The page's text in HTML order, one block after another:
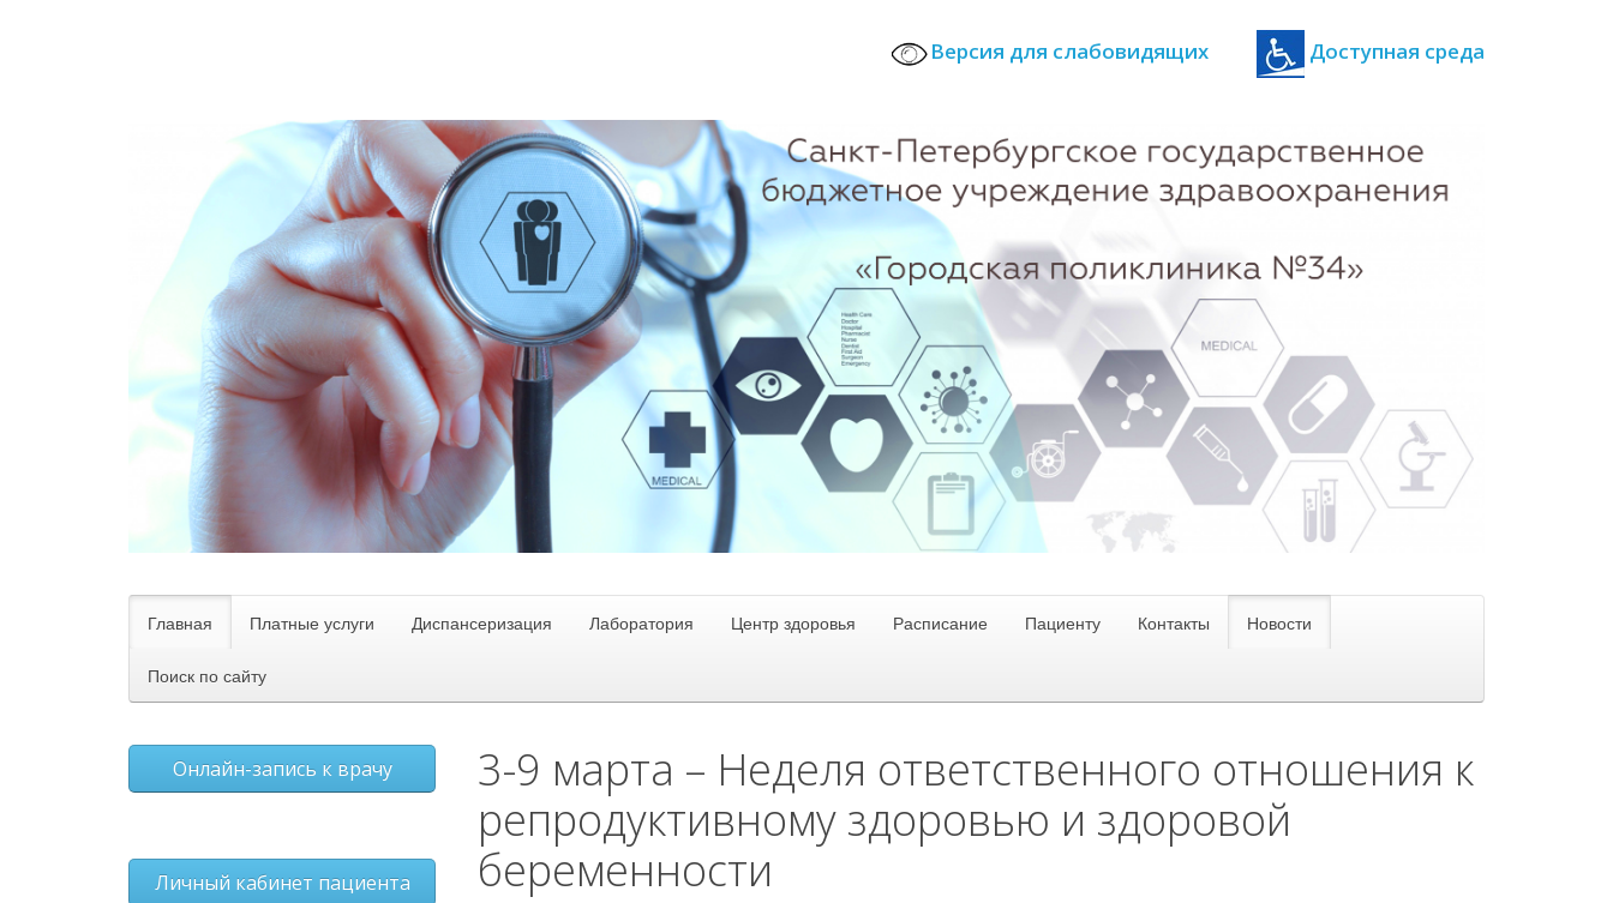
Версия для слабовидящих Доступная среда
Главная Платные услуги Диспансеризация Лаборатория Центр здоровья Расписание Пациенту Контакты Новости
Поиск по сайту
3-9 марта – Неделя ответственного отношения к
репродуктивному здоровью и здоровой
беременности
Онлайн-запись к врачу
Личный кабинет пациента